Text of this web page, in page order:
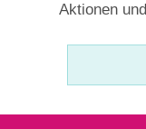
Aktionen